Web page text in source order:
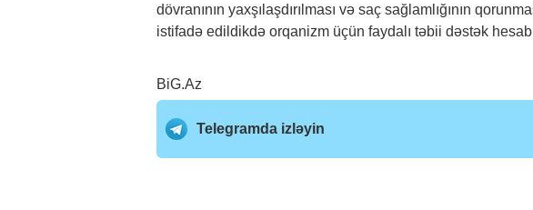
dövranının yaxşılaşdırılması və saç sağlamlığının
istifadə edildikdə orqanizm üçün faydalı təbii dəstək
BiG.Az
Telegramda izləyin